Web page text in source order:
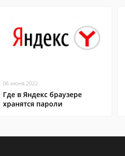
06 июня 2022
Где в Яндекс браузере
хранятся пароли